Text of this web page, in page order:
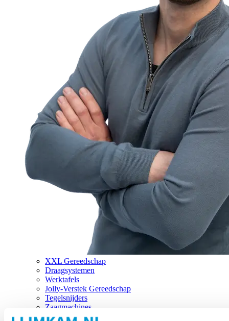
XXL Gereedschap
Draagsystemen
Werktafels
Jolly-Verstek Gereedschap
Tegelsnijders
Zaagmachines
Merken